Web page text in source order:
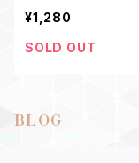
¥1,280
SOLD OUT
BLOG